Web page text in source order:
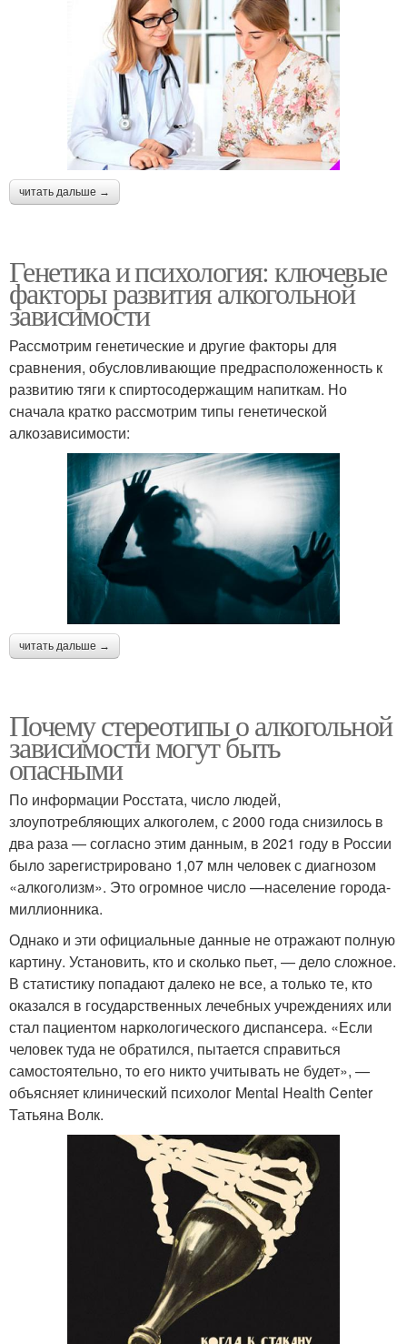
читать дальше →
Генетика и психология: ключевые
факторы развития алкогольной
зависимости
Рассмотрим генетические и другие факторы для
сравнения, обусловливающие предрасположенность к
развитию тяги к спиртосодержащим напиткам. Но
сначала кратко рассмотрим типы генетической
алкозависимости:
читать дальше →
Почему стереотипы о алкогольной
зависимости могут быть
опасными
По информации Росстата, число людей,
злоупотребляющих алкоголем, с 2000 года снизилось в
два раза — согласно этим данным, в 2021 году в России
было зарегистрировано 1,07 млн человек с диагнозом
«алкоголизм». Это огромное число —население города-
миллионника.
Однако и эти официальные данные не отражают полную
картину. Установить, кто и сколько пьет, — дело сложное.
В статистику попадают далеко не все, а только те, кто
оказался в государственных лечебных учреждениях или
стал пациентом наркологического диспансера. «Если
человек туда не обратился, пытается справиться
самостоятельно, то его никто учитывать не будет», —
объясняет клинический психолог Mental Health Center
Татьяна Волк.